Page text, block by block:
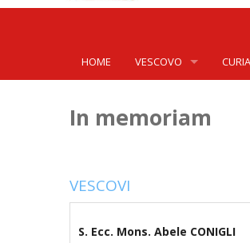
HOME VESCOVO
INTERVENTI
CURIA
In memoriam
VESCOVI
S. Ecc. Mons. Abele CONIGLI